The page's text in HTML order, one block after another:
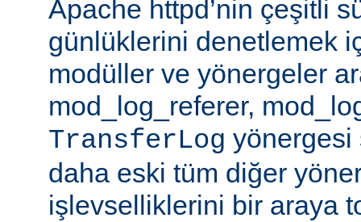
Apache httpd’nin çeşitli
günlüklerini denetlemek
modüller ve yönergeler
mod_log_referer,
TransferLog yönergesi
daha eski tüm diğer
işlevselliklerini bir araya